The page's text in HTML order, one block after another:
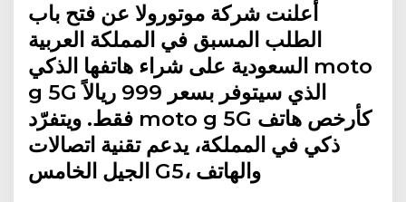
أعلنت شركة موتورولا عن فتح باب
الطلب المسبق في المملكة العربية
السعودية على شراء هاتفها الذكي moto
g 5G الذي سيتوفر بسعر 999 ريالاً
فقط. ويتفرّد moto g 5G كأرخص هاتف
ذكي في المملكة، يدعم تقنية اتصالات
الجيل الخامس G5، والهاتف